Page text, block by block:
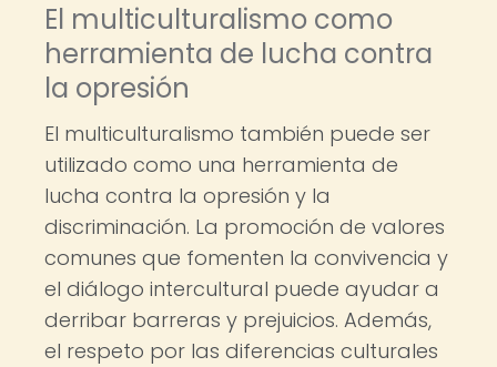
El multiculturalismo como
herramienta de lucha contra
la opresión
El multiculturalismo también puede ser
utilizado como una herramienta de
lucha contra la opresión y la
discriminación. La promoción de valores
comunes que fomenten la convivencia y
el diálogo intercultural puede ayudar a
derribar barreras y prejuicios. Además,
el respeto por las diferencias culturales